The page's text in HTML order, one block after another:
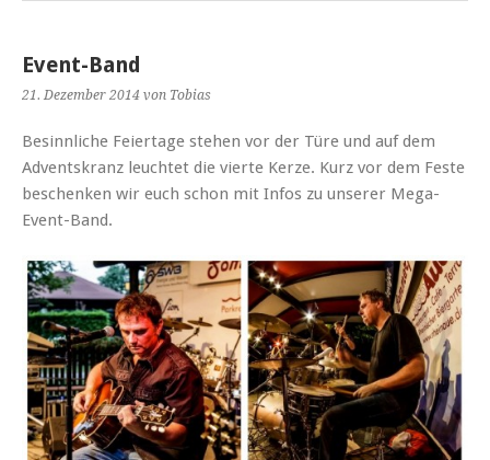
Event-Band
21. Dezember 2014 von Tobias
Besinnliche Feiertage stehen vor der Türe und auf dem
Adventskranz leuchtet die vierte Kerze. Kurz vor dem Feste
beschenken wir euch schon mit Infos zu unserer Mega-
Event-Band.